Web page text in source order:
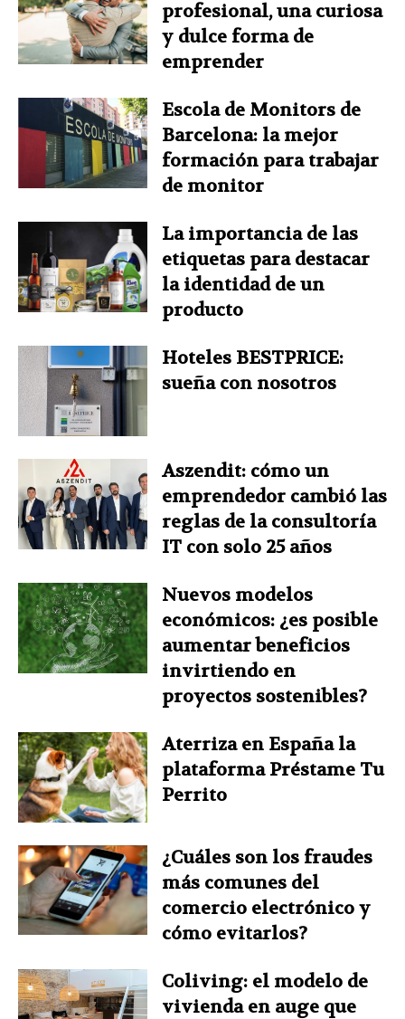
profesional, una curiosa
y dulce forma de
emprender
Escola de Monitors de
Barcelona: la mejor
formación para trabajar
de monitor
La importancia de las
etiquetas para destacar
la identidad de un
producto
Hoteles BESTPRICE:
sueña con nosotros
Aszendit: cómo un
emprendedor cambió las
reglas de la consultoría
IT con solo 25 años
Nuevos modelos
económicos: ¿es posible
aumentar beneficios
invirtiendo en
proyectos sostenibles?
Aterriza en España la
plataforma Préstame Tu
Perrito
¿Cuáles son los fraudes
más comunes del
comercio electrónico y
cómo evitarlos?
Coliving: el modelo de
vivienda en auge que